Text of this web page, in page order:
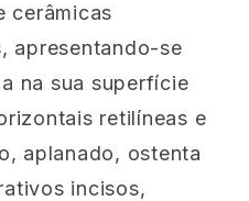
cerâmicas
apresentando-se
na sua superfície
retilíneas e
aplanado, ostenta
incisos,